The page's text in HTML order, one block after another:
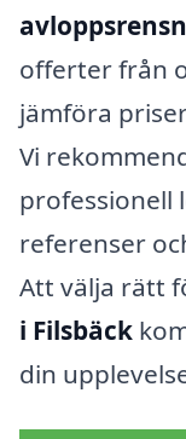
offerter från
jämföra
Vi
professionell
referenser
Att välja rätt
i Filsbäck
din